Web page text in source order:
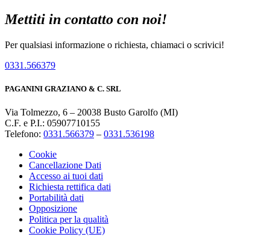
Mettiti in contatto con noi!
Per qualsiasi informazione o richiesta, chiamaci o scrivici!
0331.566379
PAGANINI GRAZIANO & C. SRL
Via Tolmezzo, 6 – 20038 Busto Garolfo (MI)
C.F. e P.I.: 05907710155
Telefono: 0331.566379 – 0331.536198
Cookie
Cancellazione Dati
Accesso ai tuoi dati
Richiesta rettifica dati
Portabilità dati
Opposizione
Politica per la qualità
Cookie Policy (UE)